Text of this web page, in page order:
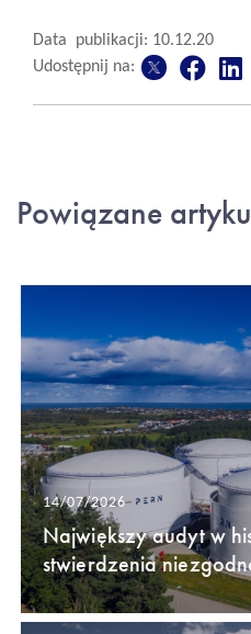
Data publikacji: 10.12.20
Udostępnij na:
Powiązane
14/07/2026
Największy audyt w
stwierdzenia